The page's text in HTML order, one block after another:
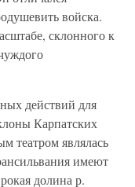
войска.
склонного к
действий для
Карпатских
театром являлась
имеют
долина р.